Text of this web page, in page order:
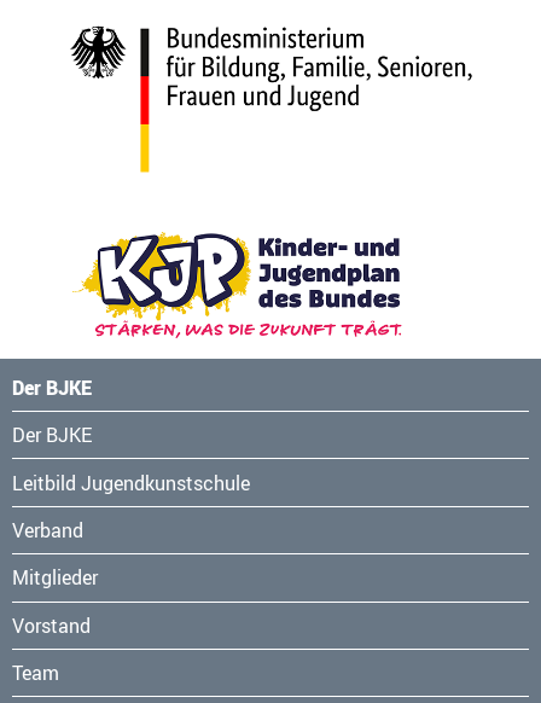
Der BJKE
Navigation
überspringen
Der BJKE
Leitbild Jugendkunstschule
Verband
Mitglieder
Vorstand
Team